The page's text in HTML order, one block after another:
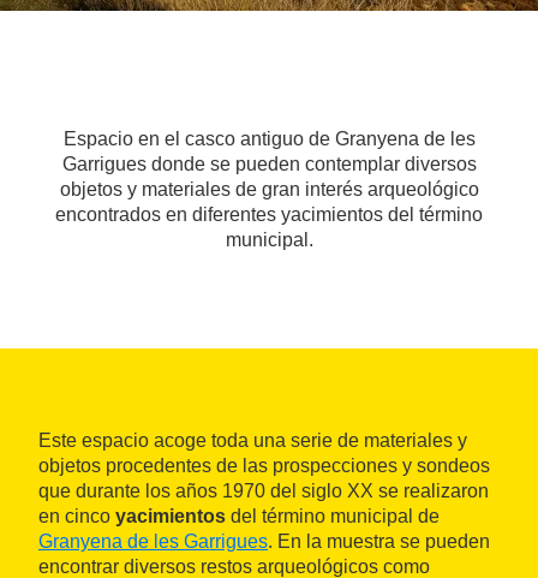
Espacio en el casco antiguo de Granyena de les
Garrigues donde se pueden contemplar diversos
objetos y materiales de gran interés arqueológico
encontrados en diferentes yacimientos del término
municipal.
Este espacio acoge toda una serie de materiales y
objetos procedentes de las prospecciones y sondeos
que durante los años 1970 del siglo XX se realizaron
en cinco yacimientos del término municipal de
Granyena de les Garrigues. En la muestra se pueden
encontrar diversos restos arqueológicos como